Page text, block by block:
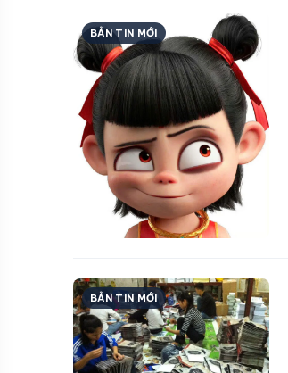
BẢN TIN MỚI
BẢN TIN MỚI